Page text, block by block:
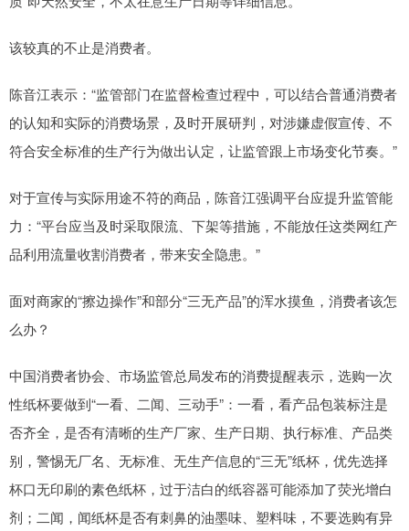
该较真的不止是消费者。
陈音江表示：“监管部门在监督检查过程中，可以结合普通消费者
的认知和实际的消费场景，及时开展研判，对涉嫌虚假宣传、不
符合安全标准的生产行为做出认定，让监管跟上市场变化节奏。”
对于宣传与实际用途不符的商品，陈音江强调平台应提升监管能
力：“平台应当及时采取限流、下架等措施，不能放任这类网红产
品利用流量收割消费者，带来安全隐患。”
面对商家的“擦边操作”和部分“三无产品”的浑水摸鱼，消费者该怎
么办？
中国消费者协会、市场监管总局发布的消费提醒表示，选购一次
性纸杯要做到“一看、二闻、三动手”：一看，看产品包装标注是
否齐全，是否有清晰的生产厂家、生产日期、执行标准、产品类
别，警惕无厂名、无标准、无生产信息的“三无”纸杯，优先选择
杯口无印刷的素色纸杯，过于洁白的纸容器可能添加了荧光增白
剂；二闻，闻纸杯是否有刺鼻的油墨味、塑料味，不要选购有异